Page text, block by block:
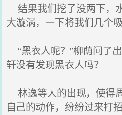
结果我们挖了没两下，
大漩涡，一下将我们几个吸
“黑衣人呢？”柳荫问了
轩没有发现黑衣人吗？
林逸等人的出现，使得
自己的动作，纷纷过来打招